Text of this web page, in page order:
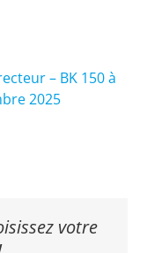
– BK 150 à
2025
votre